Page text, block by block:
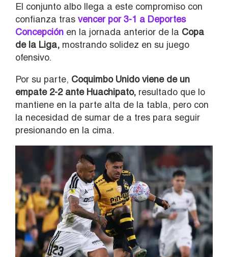
El conjunto albo llega a este compromiso con
confianza tras vencer por 3-1 a Deportes
Concepción en la jornada anterior de la Copa
de la Liga, mostrando solidez en su juego
ofensivo.
Por su parte, Coquimbo Unido viene de un
empate 2-2 ante Huachipato, resultado que lo
mantiene en la parte alta de la tabla, pero con
la necesidad de sumar de a tres para seguir
presionando en la cima.